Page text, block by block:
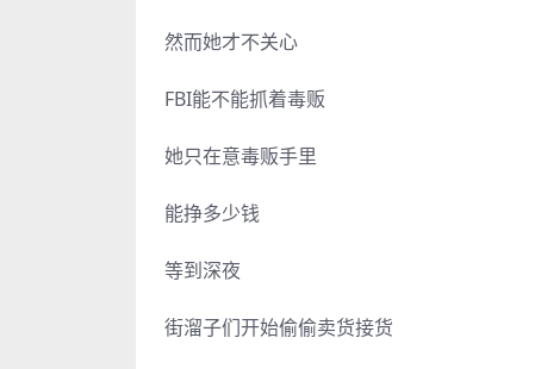
然而她才不关心
FBI能不能抓着毒贩
她只在意毒贩手里
能挣多少钱
等到深夜
街溜子们开始偷偷卖货接货